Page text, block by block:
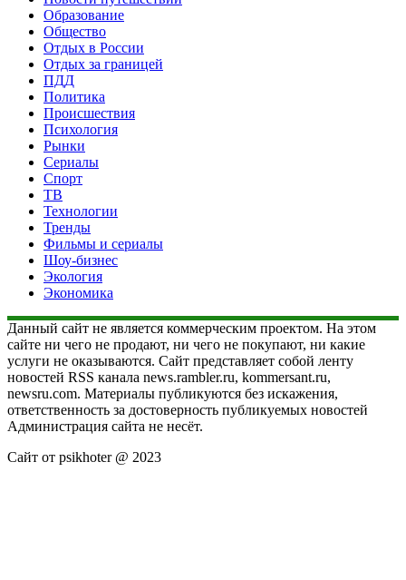
Образование
Общество
Отдых в России
Отдых за границей
ПДД
Политика
Происшествия
Психология
Рынки
Сериалы
Спорт
ТВ
Технологии
Тренды
Фильмы и сериалы
Шоу-бизнес
Экология
Экономика
Данный сайт не является коммерческим проектом. На этом
сайте ни чего не продают, ни чего не покупают, ни какие
услуги не оказываются. Сайт представляет собой ленту
новостей RSS канала news.rambler.ru, kommersant.ru,
newsru.com. Материалы публикуются без искажения,
ответственность за достоверность публикуемых новостей
Администрация сайта не несёт.
Сайт от psikhoter @ 2023